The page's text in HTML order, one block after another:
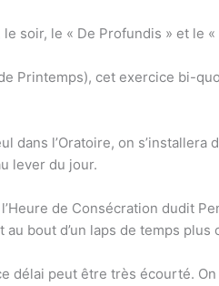
soir, le « De Profundis » et le
Printemps), cet exercice bi-
dans l’Oratoire, on
lever du jour.
de Consécration dudit
bout d’un laps de temps
délai peut être très écourté.